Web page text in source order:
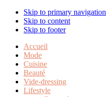
Skip to primary navigation
Skip to content
Skip to footer
Accueil
Mode
Cuisine
Beauté
Vide-dressing
Lifestyle